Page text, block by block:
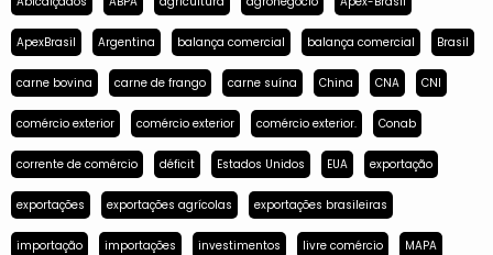
ApexBrasil Argentina balança comercial balança comercial Brasil
carne bovina carne de frango carne suína China CNA CNI
comércio exterior comércio exterior comércio exterior. Conab
corrente de comércio déficit Estados Unidos EUA exportação
exportações exportações agrícolas exportações brasileiras
importação importações investimentos livre comércio MAPA